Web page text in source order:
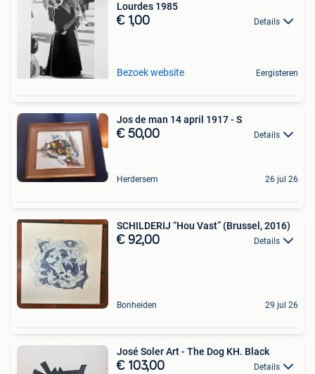
Lourdes 1985
€ 1,00 Details
Bezoek website Eergisteren
Jos de man 14 april 1917 - S
€ 50,00 Details
Herdersem 26 jul 26
SCHILDERIJ “Hou Vast” (Brussel, 2016)
€ 92,00 Details
Bonheiden 29 jul 26
José Soler Art - The Dog KH. Black
€ 103,00 Details